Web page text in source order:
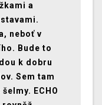
a
neboť v
Bude to
k dobru
Sem tam
ECHO